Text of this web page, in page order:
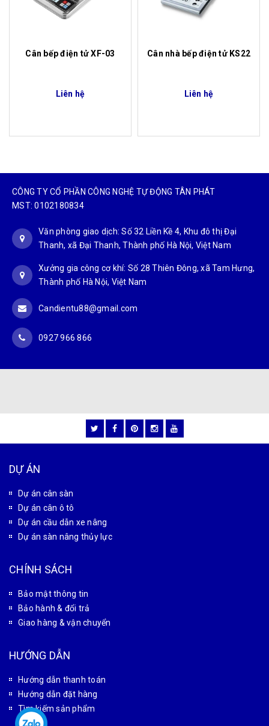
Cân bếp điện tử XF-03
Liên hệ
Cân nhà bếp điện tử KS22
Liên hệ
CÔNG TY CỔ PHẦN CÔNG NGHỆ TỰ ĐỘNG TÂN PHÁT
MST: 0102180834
Văn phòng giao dịch: Số 32 Liền Kề 4, Khu đô thị Đại
Thanh, xã Đại Thanh, Thành phố Hà Nội, Việt Nam
Xưởng gia công cơ khí: Số 28 Thiên Đông, xã Tam Hưng,
Thành phố Hà Nội, Việt Nam
Candientu88@gmail.com
0927 966 866
DỰ ÁN
Dự án cân sàn
Dự án cân ô tô
Dự án cầu dẫn xe nâng
Dự án sàn nâng thủy lực
CHÍNH SÁCH
Bảo mật thông tin
Bảo hành & đổi trả
Giao hàng & vận chuyển
HƯỚNG DẪN
Hướng dẫn thanh toán
Hướng dẫn đặt hàng
Tìm kiếm sản phẩm